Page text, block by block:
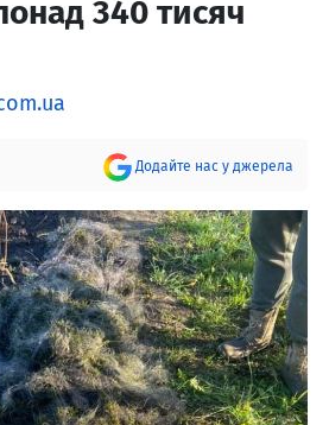
340 тисяч
Додайте нас у джерела